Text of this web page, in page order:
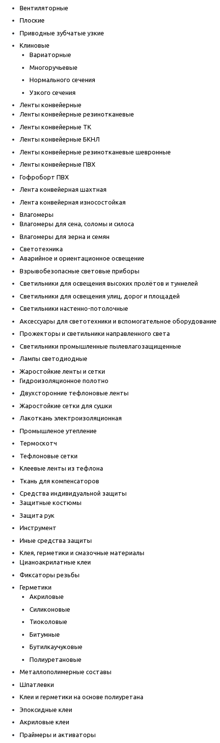
Вентиляторные
Плоские
Приводные зубчатые узкие
Клиновые
Вариаторные
Многоручьевые
Нормального сечения
Узкого сечения
Ленты конвейерные
Ленты конвейерные резинотканевые
Ленты конвейерные ТК
Ленты конвейерные БКНЛ
Ленты конвейерные резинотканевые шевронные
Ленты конвейерные ПВХ
Гофроборт ПВХ
Лента конвейерная шахтная
Лента конвейерная износостойкая
Влагомеры
Влагомеры для сена, соломы и силоса
Влагомеры для зерна и семян
Светотехника
Аварийное и ориентационное освещение
Взрывобезопасные световые приборы
Светильники для освещения высоких пролётов и туннелей
Светильники для освещения улиц, дорог и площадей
Светильники настенно-потолочные
Аксессуары для светотехники и вспомогательное оборудование
Прожекторы и светильники направленного света
Светильники промышленные пылевлагозащищенные
Лампы светодиодные
Жаростойкие ленты и сетки
Гидроизоляционное полотно
Двухсторонние тефлоновые ленты
Жаростойкие сетки для сушки
Лакоткань электроизоляционная
Промышленое утепление
Термоскотч
Тефлоновые сетки
Клеевые ленты из тефлона
Ткань для компенсаторов
Средства индивидуальной защиты
Защитные костюмы
Защита рук
Инструмент
Иные средства защиты
Клея, герметики и смазочные материалы
Цианоакрилатные клеи
Фиксаторы резьбы
Герметики
Акриловые
Силиконовые
Тиоколовые
Битумные
Бутилкаучуковые
Полиуретановые
Металлополимерные составы
Шпатлевки
Клеи и герметики на основе полиуретана
Эпоксидные клеи
Акриловые клеи
Праймеры и активаторы